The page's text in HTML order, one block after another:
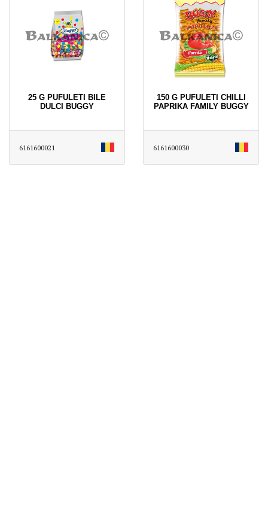
25 G PUFULETI BILE
DULCI BUGGY
6161600021
150 G PUFULETI CHILLI
PAPRIKA FAMILY BUGGY
6161600030